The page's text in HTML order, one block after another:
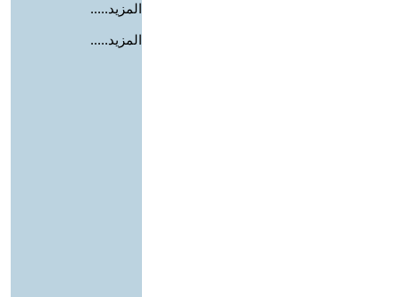
المزيد.....
المزيد.....